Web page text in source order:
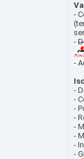
-
-
-
-
-
-
-
-
-
-
-